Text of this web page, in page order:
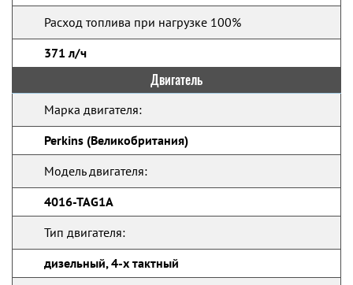
Расход топлива при нагрузке 100%
371 л/ч
Двигатель
Марка двигателя:
Perkins (Великобритания)
Модель двигателя:
4016-TAG1A
Тип двигателя:
дизельный, 4-х тактный